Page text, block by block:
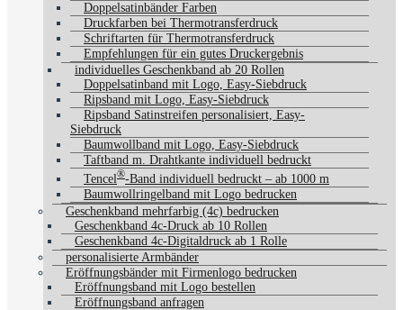
Doppelsatinbänder Farben
Druckfarben bei Thermotransferdruck
Schriftarten für Thermotransferdruck
Empfehlungen für ein gutes Druckergebnis
individuelles Geschenkband ab 20 Rollen
Doppelsatinband mit Logo, Easy-Siebdruck
Ripsband mit Logo, Easy-Siebdruck
Ripsband Satinstreifen personalisiert, Easy-
Siebdruck
Baumwollband mit Logo, Easy-Siebdruck
Taftband m. Drahtkante individuell bedruckt
Tencel®-Band individuell bedruckt – ab 1000 m
Baumwollringelband mit Logo bedrucken
Geschenkband mehrfarbig (4c) bedrucken
Geschenkband 4c-Druck ab 10 Rollen
Geschenkband 4c-Digitaldruck ab 1 Rolle
personalisierte Armbänder
Eröffnungsbänder mit Firmenlogo bedrucken
Eröffnungsband mit Logo bestellen
Eröffnungsband anfragen